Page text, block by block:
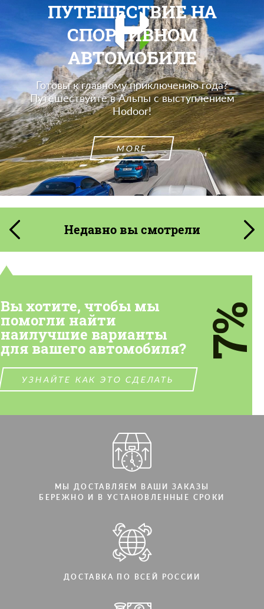
ПУТЕШЕСТВИЕ НА
СПОРТИВНОМ
АВТОМОБИЛЕ
Готовы к главному приключению года?
Путешествуйте в Альпы с выступлением
Hodoor!
MORE
Недавно вы смотрели
Вы хотите, чтобы мы
помогли найти
наилучшие варианты
для вашего автомобиля?
УЗНАЙТЕ КАК ЭТО СДЕЛАТЬ
7%
МЫ ДОСТАВЛЯЕМ ВАШИ ЗАКАЗЫ
БЕРЕЖНО И В УСТАНОВЛЕННЫЕ СРОКИ
ДОСТАВКА ПО ВСЕЙ РОССИИ